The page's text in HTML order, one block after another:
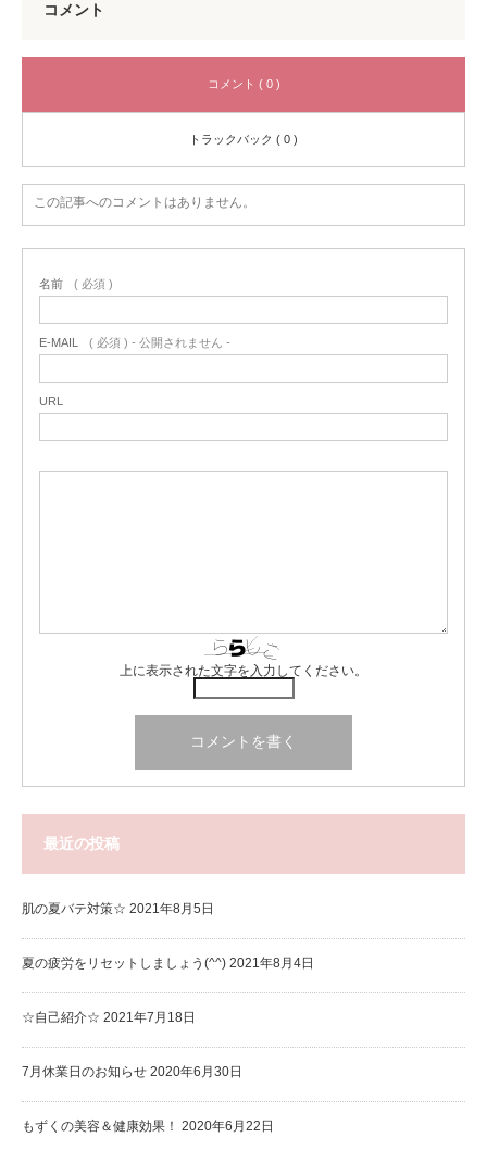
コメント
コメント ( 0 )
トラックバック ( 0 )
この記事へのコメントはありません。
名前 ( 必須 )
E-MAIL ( 必須 ) - 公開されません -
URL
上に表示された文字を入力してください。
最近の投稿
肌の夏バテ対策☆ 2021年8月5日
夏の疲労をリセットしましょう(^^) 2021年8月4日
☆自己紹介☆ 2021年7月18日
7月休業日のお知らせ 2020年6月30日
もずくの美容＆健康効果！ 2020年6月22日